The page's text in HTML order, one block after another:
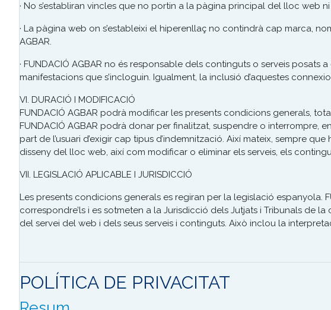
· No s’establiran vincles que no portin a la pàgina principal del lloc web
· La pàgina web on s’estableixi el hiperenllaç no contindrà cap marca,
AGBAR.
· FUNDACIÓ AGBAR no és responsable dels continguts o serveis
manifestacions que s’incloguin. Igualment, la inclusió d’aquestes
VI. DURACIÓ I MODIFICACIÓ
FUNDACIÓ AGBAR podrà modificar les presents condicions generals,
FUNDACIÓ AGBAR podrà donar per finalitzat, suspendre o interrompre,
part de l’usuari d’exigir cap tipus d’indemnització. Així mateix, sempre
disseny del lloc web, així com modificar o eliminar els serveis, els
VII. LEGISLACIÓ APLICABLE I JURISDICCIÓ
Les presents condicions generals es regiran per la legislació espanyola.
correspondre’ls i es sotmeten a la Jurisdicció dels Jutjats i Tribunals
del servei del web i dels seus serveis i continguts. Això inclou la
POLÍTICA DE PRIVACITAT